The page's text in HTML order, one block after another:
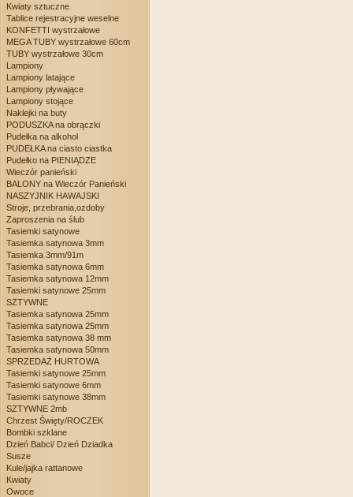
Kwiaty sztuczne
Tablice rejestracyjne weselne
KONFETTI wystrzałowe
MEGA TUBY wystrzałowe 60cm
TUBY wystrzałowe 30cm
Lampiony
Lampiony latające
Lampiony pływające
Lampiony stojące
Naklejki na buty
PODUSZKA na obrączki
Pudełka na alkohol
PUDEŁKA na ciasto ciastka
Pudełko na PIENIĄDZE
Wieczór panieński
BALONY na Wieczór Panieński
NASZYJNIK HAWAJSKI
Stroje, przebrania,ozdoby
Zaproszenia na ślub
Tasiemki satynowe
Tasiemka satynowa 3mm
Tasiemka 3mm/91m
Tasiemka satynowa 6mm
Tasiemka satynowa 12mm
Tasiemki satynowe 25mm
SZTYWNE
Tasiemka satynowa 25mm
Tasiemka satynowa 25mm
Tasiemka satynowa 38 mm
Tasiemka satynowa 50mm
SPRZEDAŻ HURTOWA
Tasiemki satynowe 25mm
Tasiemki satynowe 6mm
Tasiemki satynowe 38mm
SZTYWNE 2mb
Chrzest Święty/ROCZEK
Bombki szklane
Dzień Babci/ Dzień Dziadka
Susze
Kule/jajka rattanowe
Kwiaty
Owoce